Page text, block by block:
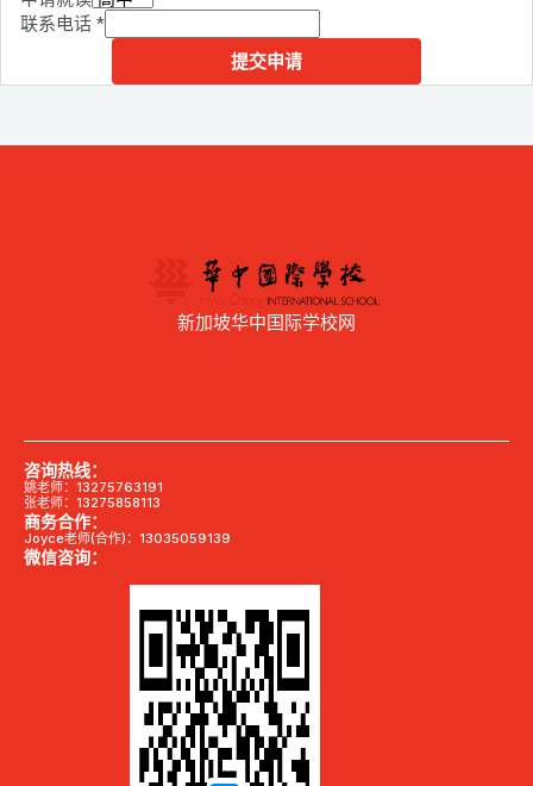
联系电话 *
提交申请
新加坡华中国际学校网
咨询热线：
姚老师：13275763191
张老师：13275858113
商务合作：
Joyce老师(合作)：13035059139
微信咨询：